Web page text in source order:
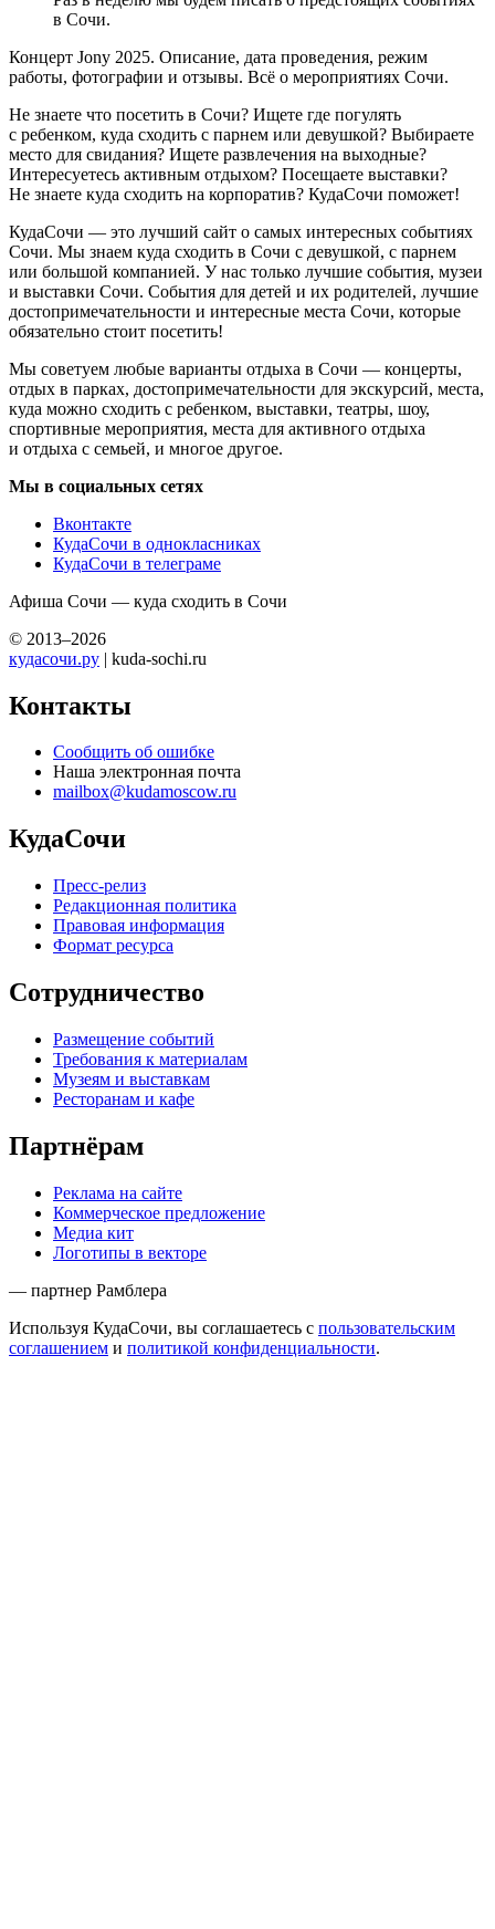
в Сочи.
Концерт Jony 2025. Описание, дата проведения, режим
работы, фотографии и отзывы. Всё о мероприятиях Сочи.
Не знаете что посетить в Сочи? Ищете где погулять
с ребенком, куда сходить с парнем или девушкой? Выбираете
место для свидания? Ищете развлечения на выходные?
Интересуетесь активным отдыхом? Посещаете выставки?
Не знаете куда сходить на корпоратив? КудаСочи поможет!
КудаСочи — это лучший сайт о самых интересных событиях
Сочи. Мы знаем куда сходить в Сочи с девушкой, с парнем
или большой компанией. У нас только лучшие события, музеи
и выставки Сочи. События для детей и их родителей, лучшие
достопримечательности и интересные места Сочи, которые
обязательно стоит посетить!
Мы советуем любые варианты отдыха в Сочи — концерты,
отдых в парках, достопримечательности для экскурсий, места,
куда можно сходить с ребенком, выставки, театры, шоу,
спортивные мероприятия, места для активного отдыха
и отдыха с семьей, и многое другое.
Мы в социальных сетях
Вконтакте
КудаСочи в однокласниках
КудаСочи в телеграме
Афиша Сочи — куда сходить в Сочи
© 2013–2026
кудасочи.ру | kuda-sochi.ru
Контакты
Сообщить об ошибке
Наша электронная почта
mailbox@kudamoscow.ru
КудаСочи
Пресс-релиз
Редакционная политика
Правовая информация
Формат ресурса
Сотрудничество
Размещение событий
Требования к материалам
Музеям и выставкам
Ресторанам и кафе
Партнёрам
Реклама на сайте
Коммерческое предложение
Медиа кит
Логотипы в векторе
— партнер Рамблера
Используя КудаСочи, вы соглашаетесь с пользовательским
соглашением и политикой конфиденциальности.